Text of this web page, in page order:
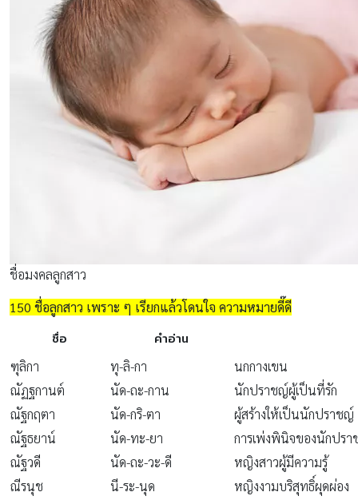
ชื่อมงคลลูกสาว
150 ชื่อลูกสาว เพราะ ๆ เรียกแล้วโดนใจ ความหมายดี๊ดี
ชื่อ คำอ่าน
ฑุลิกา ทุ-ลิ-กา
นกกางเขน
ณัฏฐกานต์
นัด-ถะ-กาน
นักปราชญ์ผู้เป็นที่รัก
ณัฐกฤตา
นัด-กริ-ตา
ผู้สร้างให้เป็นนักปราชญ์
ณัฐธยาน์
นัด-ทะ-ยา
การเพ่งพินิจของนักปร
ณัฐวดี
นัด-ถะ-วะ-ดี
หญิงสาวผู้มีความรู้
ณีรนุช
นี-ระ-นุด
หญิงงามบริสุทธิ์ผุดผ่อง